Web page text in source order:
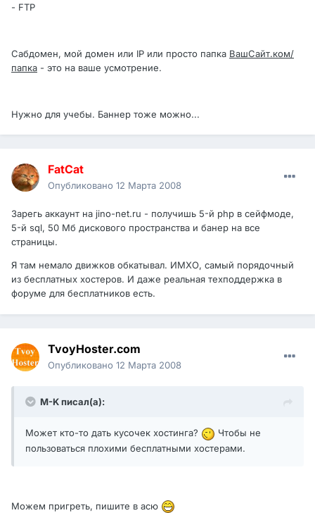
- FTP
Сабдомен, мой домен или IP или просто папка ВашСайт.ком/
папка - это на ваше усмотрение.
Нужно для учебы. Баннер тоже можно...
FatCat
Опубликовано 12 Марта 2008
Зарегь аккаунт на jino-net.ru - получишь 5-й php в сейфмоде,
5-й sql, 50 Мб дискового пространства и банер на все
страницы.
Я там немало движков обкатывал. ИМХО, самый порядочный
из бесплатных хостеров. И даже реальная техподдержка в
форуме для бесплатников есть.
TvoyHoster.com
Опубликовано 12 Марта 2008
M-K писал(а):
Может кто-то дать кусочек хостинга?
Чтобы не
пользоваться плохими бесплатными хостерами.
Можем пригреть, пишите в асю